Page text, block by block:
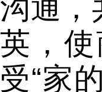
沟通，
英，
受“家